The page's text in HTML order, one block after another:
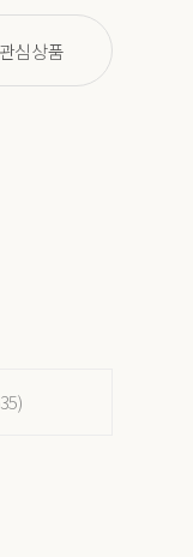
관심상품